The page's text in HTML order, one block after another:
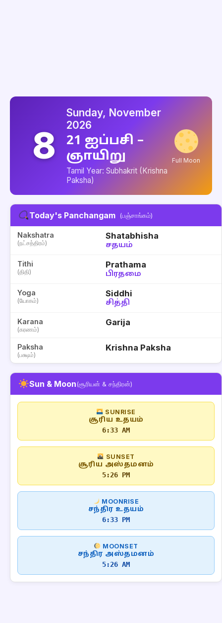
8
Sunday, November
2026
21 ஐப்பசி –
ஞாயிறு
Tamil Year: Subhakrit (Krishna
Paksha)
Full Moon
Today's Panchangam (பஞ்சாங்கம்)
Nakshatra
(நட்சத்திரம்)
Shatabhisha
சதயம்
Tithi
(திதி)
Prathama
பிரதமை
Yoga
(யோகம்)
Siddhi
சித்தி
Karana
(கரணம்)
Garija
Paksha
(பக்ஷம்)
Krishna Paksha
Sun & Moon(சூரியன் & சந்திரன்)
SUNRISE
சூரிய உதயம்
6:33 AM
SUNSET
சூரிய அஸ்தமனம்
5:26 PM
MOONRISE
சந்திர உதயம்
6:33 PM
MOONSET
சந்திர அஸ்தமனம்
5:26 AM